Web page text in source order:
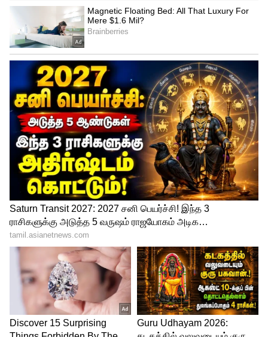
Related Articles
Indian Food Ban: அட நம்ம ஊரு சமோசா,
நெய் எல்லாம் வெளிநாட்டுல தடையா?
Junk Food : 60 நாள் ஜங்க் ஃபுட் சாப்பிடாம
இருந்தா உடம்புல என்னலாம் நடக்கும்
தெரியுமா? இவ்வளவு நன்மைகளா?
3
6
Image Credit :Asianet News
மூத்தோர்கள் வாழ்த்திப் பரிமாறும் பாச
உணவு
ஆரோக்கியமும் வலிமையும்: